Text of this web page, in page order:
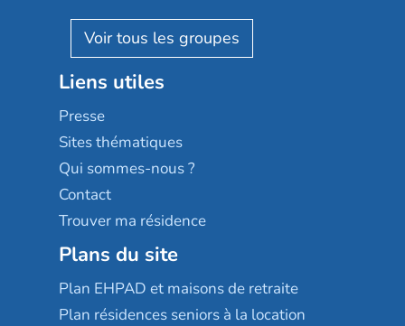
Reseda
Stella management
Les villages d'or
Sérénys
Résidences services Villa Médicis
Résidalya
Groupe aplus
AGE D'OR Services
Liens utiles
Presse
Sites thématiques
Qui sommes-nous ?
Contact
Trouver ma résidence
Plans du site
Plan EHPAD et maisons de retraite
Plan résidences seniors à la location